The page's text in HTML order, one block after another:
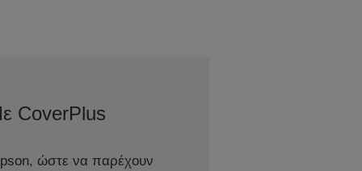
CoverPlus
ώστε να παρέχουν